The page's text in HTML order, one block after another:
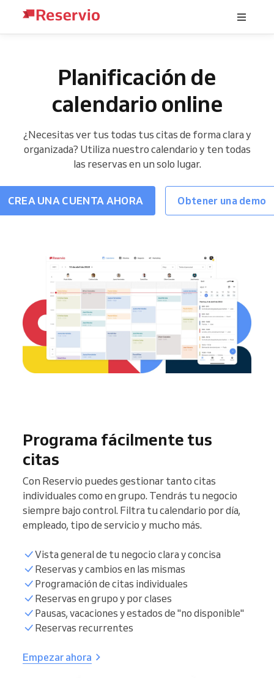
Planificación de
calendario online
¿Necesitas ver tus todas tus citas de forma clara y
organizada? Utiliza nuestro calendario y ten todas
las reservas en un solo lugar.
CREA UNA CUENTA AHORA Obtener una demo
Programa fácilmente tus
citas
Con Reservio puedes gestionar tanto citas
individuales como en grupo. Tendrás tu negocio
siempre bajo control. Filtra tu calendario por día,
empleado, tipo de servicio y mucho más.
Vista general de tu negocio clara y concisa
Reservas y cambios en las mismas
Programación de citas individuales
Reservas en grupo y por clases
Pausas, vacaciones y estados de "no disponible"
Reservas recurrentes
Empezar ahora